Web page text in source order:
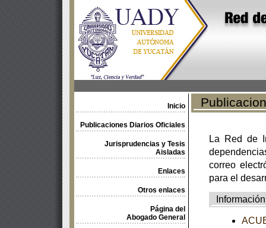
Inicio
Publicaciones Diarios Oficiales
Jurisprudencias y Tesis
Aisladas
Enlaces
Otros enlaces
Página del
Abogado General
La Red de
correo
para el
Información